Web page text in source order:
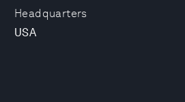
Headquarters
USA